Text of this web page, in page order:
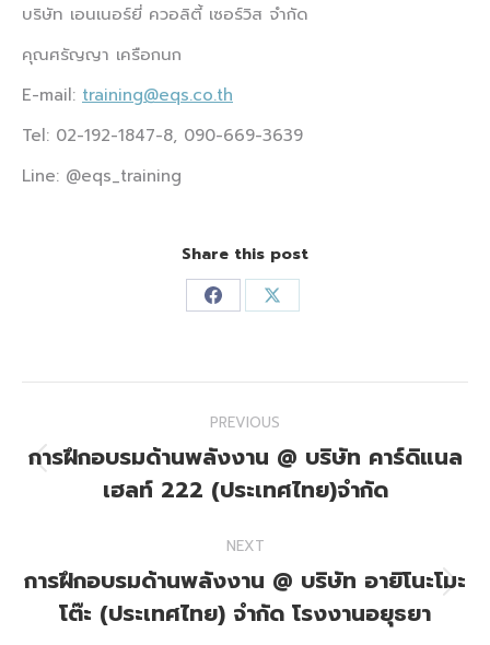
บริษัท เอนเนอร์ยี่ ควอลิตี้ เซอร์วิส จำกัด
คุณศรัญญา เครือกนก
E-mail: training@eqs.co.th
Tel: 02-192-1847-8, 090-669-3639
Line: @eqs_training
Share this post
Share
Facebook
Share
X
navigation
PREVIOUS
Previous
post:
การฝึกอบรมด้านพลังงาน @ บริษัท คาร์ดิแนล
เฮลท์ 222 (ประเทศไทย)จำกัด
NEXT
Next
post:
การฝึกอบรมด้านพลังงาน @ บริษัท อายิโนะโมะ
โต๊ะ (ประเทศไทย) จำกัด โรงงานอยุธยา